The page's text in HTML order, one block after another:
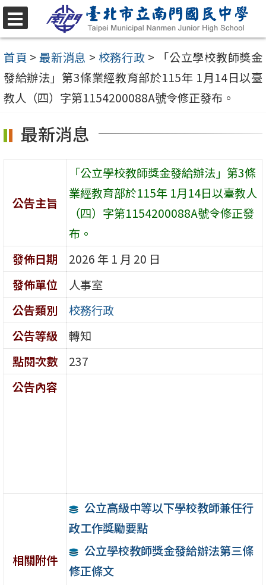
跳
至
主
要
內
區
選
單
首頁 > 最新消息 > 校務行政 >
「公立學校教師獎金
發給辦法」第3條業經教育部於115年 1月14日以臺
教人（四）字第1154200088A號令修正發布。
最新消息
公告主旨
「公立學校教師獎金發給辦法」第3條
業經教育部於115年 1月14日以臺教人
（四）字第1154200088A號令修正發
布。
發佈日期
2026 年 1 月 20 日
發佈單位
人事室
公告類別
校務行政
公告等級
轉知
點閱次數
237
公告內容
相關附件
公立高級中等以下學校教師兼任行
政工作獎勵要點
公立學校教師獎金發給辦法第三條
修正條文